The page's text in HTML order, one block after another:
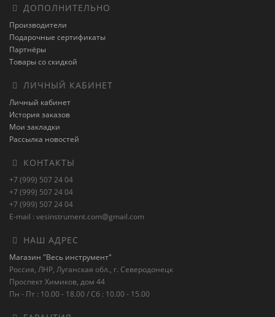
ДОПОЛНИТЕЛЬНО
Производители
Подарочные сертификаты
Партнёры
Товары со скидкой
ЛИЧНЫЙ КАБИНЕТ
Личный кабинет
История заказов
Мои закладки
Рассылка новостей
КОНТАКТЫ
+7 (999) 507 24 04
+7 (999) 507 24 04
+7 (999) 507 24 04
E-mail : vesinstrument.com@gmail.com
НАШ АДРЕС
Магазин "Весь инструмент"
Россия, ЛНР, Луганская обл., г. Северодонецк
Проспект Химиков, дом 44
Пн - Пт : 10.00 - 18.00 / Сб : 10.00 - 15.00